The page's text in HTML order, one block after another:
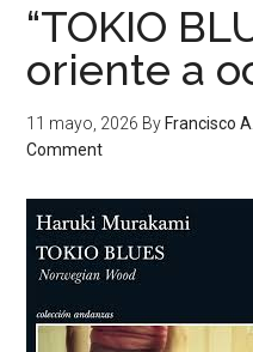
“TOKIO
oriente a
11 mayo, 2026 By Francisco
Comment